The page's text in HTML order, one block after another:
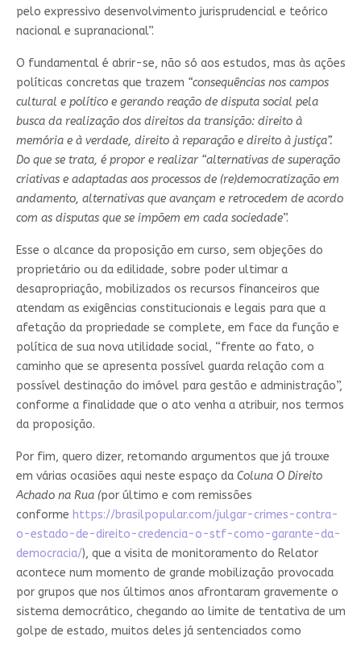
pelo expressivo desenvolvimento jurisprudencial e teórico
nacional e supranacional”.
O fundamental é abrir-se, não só aos estudos, mas às ações
políticas concretas que trazem “consequências nos campos
cultural e político e gerando reação de disputa social pela
busca da realização dos direitos da transição: direito à
memória e à verdade, direito à reparação e direito à justiça”.
Do que se trata, é propor e realizar “alternativas de superação
criativas e adaptadas aos processos de (re)democratização em
andamento, alternativas que avançam e retrocedem de acordo
com as disputas que se impõem em cada sociedade”.
Esse o alcance da proposição em curso, sem objeções do
proprietário ou da edilidade, sobre poder ultimar a
desapropriação, mobilizados os recursos financeiros que
atendam as exigências constitucionais e legais para que a
afetação da propriedade se complete, em face da função e
política de sua nova utilidade social, “frente ao fato, o
caminho que se apresenta possível guarda relação com a
possível destinação do imóvel para gestão e administração”,
conforme a finalidade que o ato venha a atribuir, nos termos
da proposição.
Por fim, quero dizer, retomando argumentos que já trouxe
em várias ocasiões aqui neste espaço da Coluna O Direito
Achado na Rua (por último e com remissões
conforme https://brasilpopular.com/julgar-crimes-contra-
o-estado-de-direito-credencia-o-stf-como-garante-da-
democracia/), que a visita de monitoramento do Relator
acontece num momento de grande mobilização provocada
por grupos que nos últimos anos afrontaram gravemente o
sistema democrático, chegando ao limite de tentativa de um
golpe de estado, muitos deles já sentenciados como